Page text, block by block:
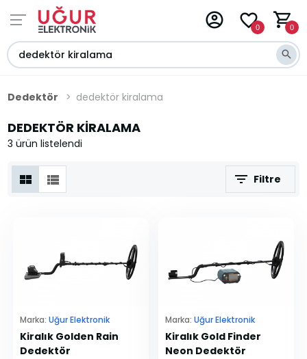
0 0
Dedektör dedektör kiralama
DEDEKTÖR KIRALAMA
3 ürün listelendi
Filtre
Marka: Uğur Elektronik
Kiralık Golden Rain
Dedektör
Marka: Uğur Elektronik
Kiralık Gold Finder
Neon Dedektör